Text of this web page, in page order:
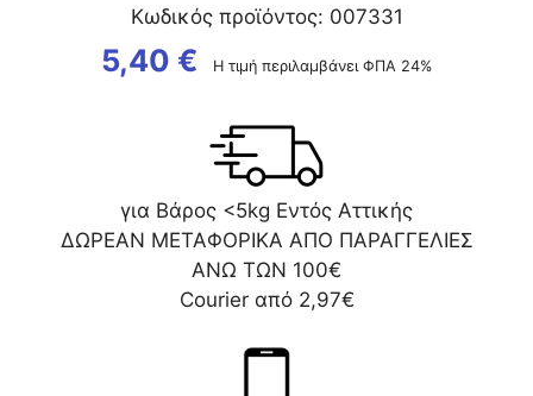
Κωδικός προϊόντος: 007331
5,40 € Η τιμή περιλαμβάνει ΦΠΑ 24%
για Βάρος <5kg Εντός Αττικής
ΔΩΡΕΑΝ ΜΕΤΑΦΟΡΙΚΑ ΑΠΟ ΠΑΡΑΓΓΕΛΙΕΣ
ΑΝΩ ΤΩΝ 100€
Courier από 2,97€